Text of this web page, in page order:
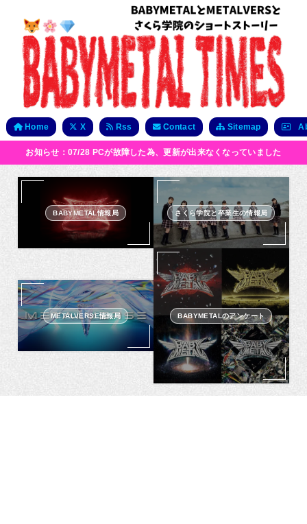
Home X Rss Contact Sitemap
お知らせ：07/28 PCが故障した為、更新が出来なくなっていました
BABYMETAL情報局 さくら学院と卒業生の情報局
METALVERSE情報局 BABYMETALのアンケート